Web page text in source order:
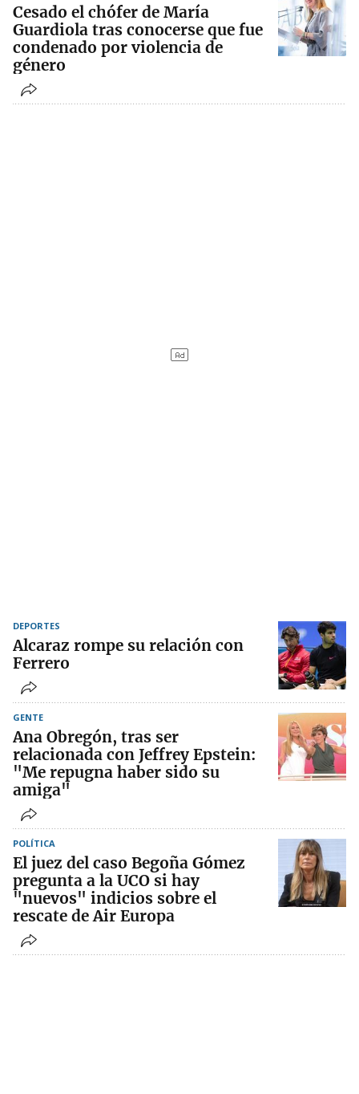
Cesado el chófer de María
Guardiola tras conocerse que fue
condenado por violencia de
género
DEPORTES
Alcaraz rompe su relación con
Ferrero
GENTE
Ana Obregón, tras ser
relacionada con Jeffrey Epstein:
"Me repugna haber sido su
amiga"
POLÍTICA
El juez del caso Begoña Gómez
pregunta a la UCO si hay
"nuevos" indicios sobre el
rescate de Air Europa